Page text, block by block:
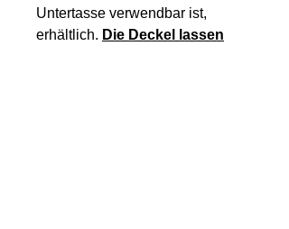
Untertasse verwendbar ist,
erhältlich. Die Deckel lassen